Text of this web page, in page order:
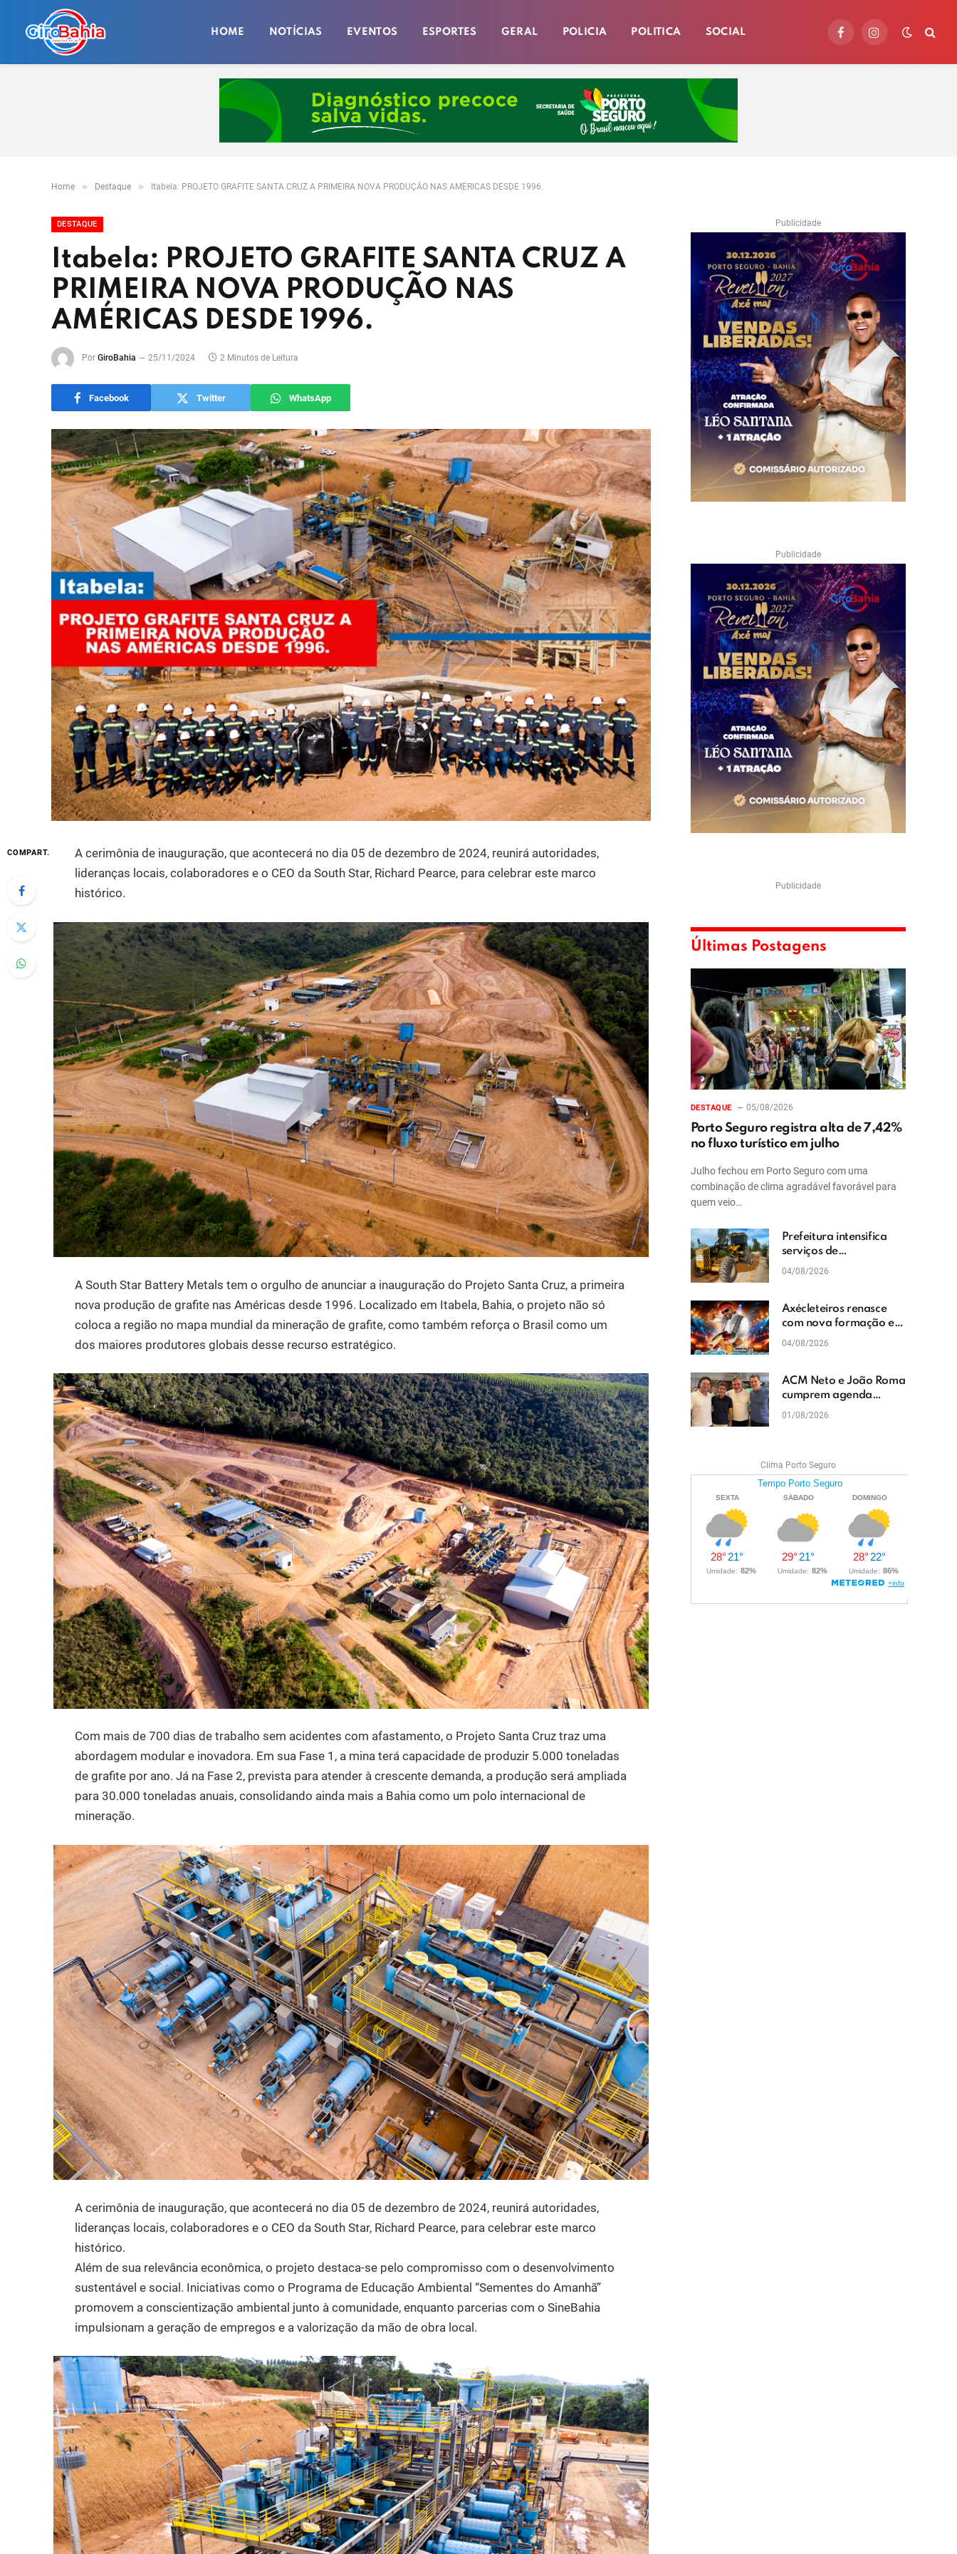
HOME NOTÍCIAS EVENTOS ESPORTES GERAL POLICIA POLITICA SOCIAL
FacebookInstagram
Home » Destaque » Itabela: PROJETO GRAFITE SANTA CRUZ A PRIMEIRA NOVA PRODUÇÃO NAS AMÉRICAS DESDE 1996.
DESTAQUE
Itabela: PROJETO GRAFITE SANTA CRUZ A
PRIMEIRA NOVA PRODUÇÃO NAS
AMÉRICAS DESDE 1996.
Por GiroBahia 25/11/2024 2 Minutos de Leitura
Facebook Twitter WhatsApp
COMPART.
A cerimônia de inauguração, que acontecerá no dia 05 de dezembro de 2024, reunirá autoridades,
lideranças locais, colaboradores e o CEO da South Star, Richard Pearce, para celebrar este marco
histórico.
A South Star Battery Metals tem o orgulho de anunciar a inauguração do Projeto Santa Cruz, a primeira
nova produção de grafite nas Américas desde 1996. Localizado em Itabela, Bahia, o projeto não só
coloca a região no mapa mundial da mineração de grafite, como também reforça o Brasil como um
dos maiores produtores globais desse recurso estratégico.
Com mais de 700 dias de trabalho sem acidentes com afastamento, o Projeto Santa Cruz traz uma
abordagem modular e inovadora. Em sua Fase 1, a mina terá capacidade de produzir 5.000 toneladas
de grafite por ano. Já na Fase 2, prevista para atender à crescente demanda, a produção será ampliada
para 30.000 toneladas anuais, consolidando ainda mais a Bahia como um polo internacional de
mineração.
A cerimônia de inauguração, que acontecerá no dia 05 de dezembro de 2024, reunirá autoridades,
lideranças locais, colaboradores e o CEO da South Star, Richard Pearce, para celebrar este marco
histórico.
Além de sua relevância econômica, o projeto destaca-se pelo compromisso com o desenvolvimento
sustentável e social. Iniciativas como o Programa de Educação Ambiental “Sementes do Amanhã”
promovem a conscientização ambiental junto à comunidade, enquanto parcerias com o SineBahia
impulsionam a geração de empregos e a valorização da mão de obra local.
Publicidade
Publicidade
Publicidade
Últimas Postagens
DESTAQUE 05/08/2026
Porto Seguro registra alta de 7,42%
no fluxo turístico em julho
Julho fechou em Porto Seguro com uma
combinação de clima agradável favorável para
quem veio…
Prefeitura intensifica
serviços de
patrolamento e
04/08/2026
Axécleteiros renasce
com nova formação e
promete agitar os
04/08/2026
ACM Neto e João Roma
cumprem agenda
política em Teixeira de
01/08/2026
Clima Porto Seguro